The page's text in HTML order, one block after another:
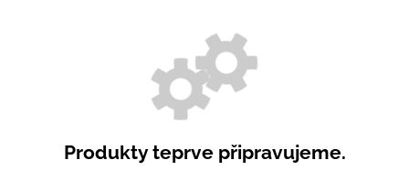
Produkty teprve připravujeme.